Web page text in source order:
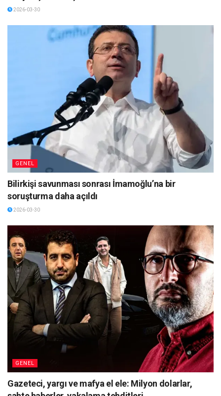
2026-03-30
GENEL
Bilirkişi savunması sonrası İmamoğlu’na bir
soruşturma daha açıldı
2026-03-30
GENEL
Gazeteci, yargı ve mafya el ele: Milyon dolarlar,